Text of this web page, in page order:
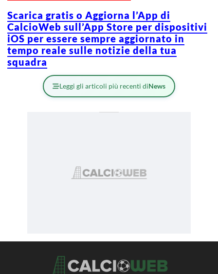
Scarica gratis o Aggiorna l’App di
CalcioWeb sull’App Store per dispositivi
iOS per essere sempre aggiornato in
tempo reale sulle notizie della tua
squadra
Leggi gli articoli più recenti diNews